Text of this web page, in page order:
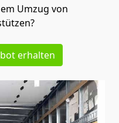
Umzug von
erhalten